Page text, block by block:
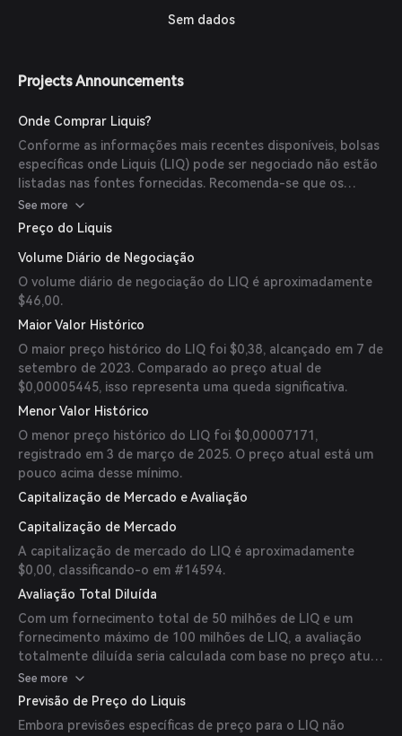
Sem dados
Projects Announcements
Onde Comprar Liquis?
Conforme as informações mais recentes disponíveis, bolsas
específicas onde Liquis (LIQ) pode ser negociado não estão
listadas nas fontes fornecidas. Recomenda-se que os
usuários verifiquem grandes exchanges descentralizadas
(DEXs) na rede Ethereum para disponibilidade.
See more
Preço do Liquis
Volume Diário de Negociação
O volume diário de negociação do LIQ é aproximadamente
$46,00.
Maior Valor Histórico
O maior preço histórico do LIQ foi $0,38, alcançado em 7 de
setembro de 2023. Comparado ao preço atual de
$0,00005445, isso representa uma queda significativa.
Menor Valor Histórico
O menor preço histórico do LIQ foi $0,00007171,
registrado em 3 de março de 2025. O preço atual está um
pouco acima desse mínimo.
Capitalização de Mercado e Avaliação
Capitalização de Mercado
A capitalização de mercado do LIQ é aproximadamente
$0,00, classificando-o em #14594.
Avaliação Total Diluída
Com um fornecimento total de 50 milhões de LIQ e um
fornecimento máximo de 100 milhões de LIQ, a avaliação
totalmente diluída seria calculada com base no preço atual
multiplicado pelo fornecimento máximo.
See more
Previsão de Preço do Liquis
Embora previsões específicas de preço para o LIQ não